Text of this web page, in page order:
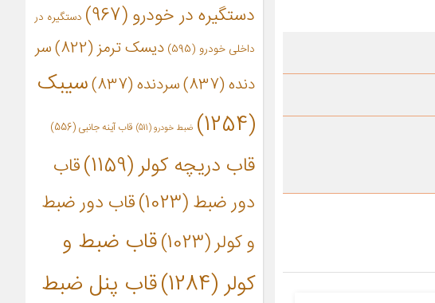
دستگیره در خودرو(967)
دستگیره در
داخلی خودرو (595) دیسک ترمز(822)
سر
دنده(837) سردنده(837)
سیبک
(1254)
ضبط خودرو(511) قاب آینه جانبی (556)
قاب دریچه کولر(1159)
قاب
دور ضبط(1023)
قاب دور ضبط
و کولر(1023)
قاب ضبط و
کولر(1284)
قاب پنل ضبط